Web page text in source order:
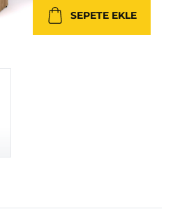
SEPETE EKLE